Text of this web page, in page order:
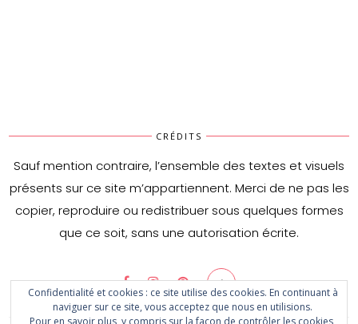
CRÉDITS
Sauf mention contraire, l’ensemble des textes et visuels
présents sur ce site m’appartiennent. Merci de ne pas les
copier, reproduire ou redistribuer sous quelques formes
que ce soit, sans une autorisation écrite.
Confidentialité et cookies : ce site utilise des cookies. En continuant à
naviguer sur ce site, vous acceptez que nous en utilisions.
Pour en savoir plus, y compris sur la façon de contrôler les cookies,